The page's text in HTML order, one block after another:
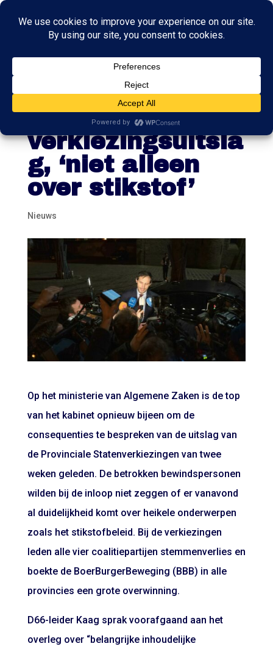
Tweede overleg
top kabinet over
verkiezingsuitsla
g, ‘niet alleen
over stikstof’
Nieuws
Op het ministerie van Algemene Zaken is de top
van het kabinet opnieuw bijeen om de
consequenties te bespreken van de uitslag van
de Provinciale Statenverkiezingen van twee
weken geleden. De betrokken bewindspersonen
wilden bij de inloop niet zeggen of er vanavond
al duidelijkheid komt over heikele onderwerpen
zoals het stikstofbeleid. Bij de verkiezingen
leden alle vier coalitiepartijen stemmenverlies en
boekte de BoerBurgerBeweging (BBB) in alle
provincies een grote overwinning.
D66-leider Kaag sprak voorafgaand aan het
overleg over “belangrijke inhoudelijke